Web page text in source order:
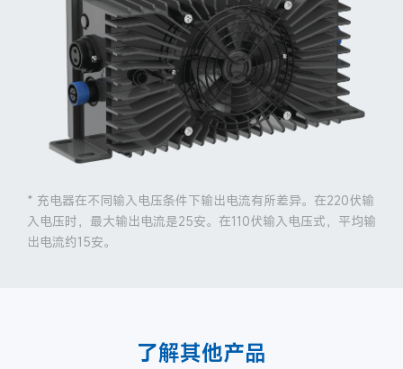
* 充电器在不同输入电压条件下输出电流有所差异。在220伏输
入电压时，最大输出电流是25安。在110伏输入电压式，平均输
出电流约15安。
了解其他产品